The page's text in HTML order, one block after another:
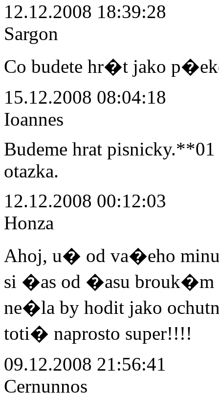
12.12.2008 18:39:28
Sargon
Co budete hr�t jako
15.12.2008 08:04:18
Ioannes
Budeme hrat
otazka.
12.12.2008 00:12:03
Honza
Ahoj, u� od va�eho
si �as od �asu brouk�m
ne�la by hodit jako
toti� naprosto super!!!!
09.12.2008 21:56:41
Cernunnos